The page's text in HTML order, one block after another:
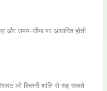
और समय-सीमा पर आधारित होती
को कितनी शांति से सह सकते